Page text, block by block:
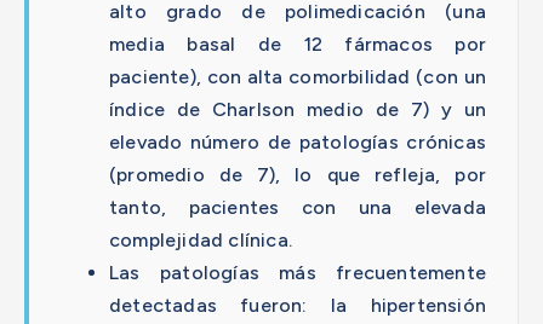
alto grado de polimedicación (una
media basal de 12 fármacos por
paciente), con alta comorbilidad (con un
índice de Charlson medio de 7) y un
elevado número de patologías crónicas
(promedio de 7), lo que refleja, por
tanto, pacientes con una elevada
complejidad clínica.
Las patologías más frecuentemente
detectadas fueron: la hipertensión